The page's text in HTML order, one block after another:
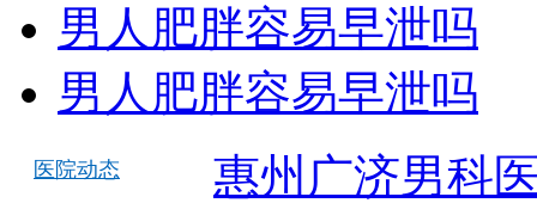
男人肥胖容易早泄吗
男人肥胖容易早泄吗
医院动态
惠州广济男科